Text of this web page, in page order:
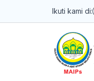
Ikuti kami di: